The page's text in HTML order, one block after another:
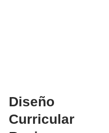
Diseño
Curricular